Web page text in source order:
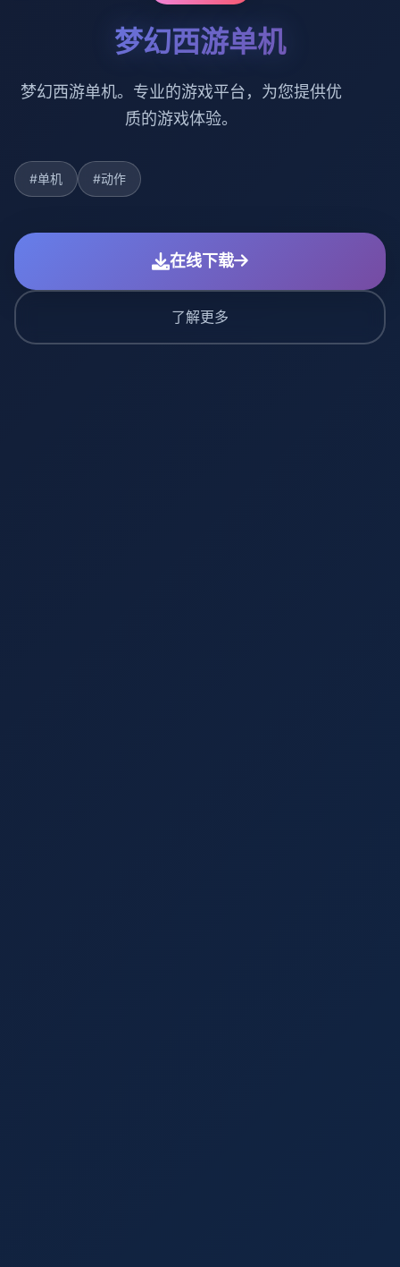
梦幻西游单机
梦幻西游单机。专业的游戏平台，为您提供优
质的游戏体验。
#单机 #动作
在线下载
了解更多